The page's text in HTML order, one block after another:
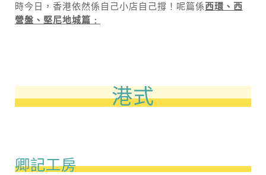
時今日，香港依然係自己小店自己撐！呢篇係西環、西
營盤、堅尼地城篇﹕
港式
卿記工房